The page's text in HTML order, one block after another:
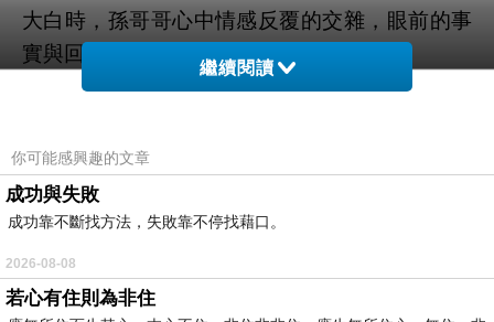
大白時，孫哥哥心中情感反覆的交雜，眼前的事
實與回憶交擊，痛的令人不忍。
這一段內心戲，只用了含淚默默啃漢堡就交待
的。
去年這部在香港上映的時候，剛好我人也在香
大家是安靜沉默的走出來。
繼續閱讀
你可能感興趣的文章
成功與失敗
成功靠不斷找方法，失敗靠不停找藉口。
2026-08-08
若心有住則為非住